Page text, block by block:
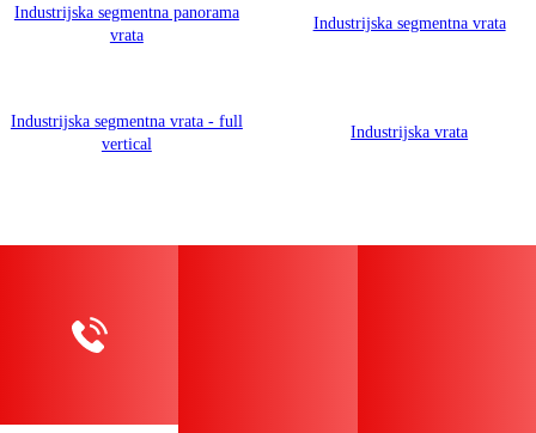
Industrijska segmentna panorama
vrata
Industrijska segmentna vrata
Industrijska segmentna vrata - full
vertical
Industrijska vrata